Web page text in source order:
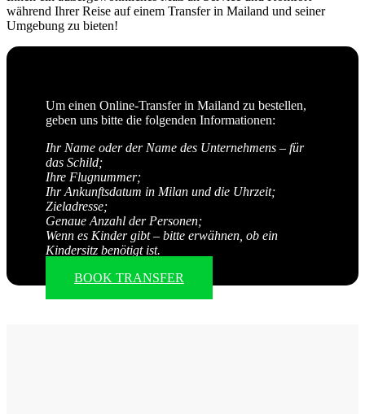
während Ihrer Reise auf einem Transfer in Mailand und seiner
Umgebung zu bieten!
Um einen Online-Transfer in Mailand zu bestellen,
geben uns bitte die folgenden Informationen:
Ihr Name oder der Name des Unternehmens – für
das Schild;
Ihre Flugnummer;
Ihr Ankunftsdatum in Milan und die Uhrzeit;
Zieladresse;
Genaue Anzahl der Personen;
Wenn es Kinder gibt – bitte erwähnen, ob ein
Kindersitz benötigt ist.
BOOK TRANSFER